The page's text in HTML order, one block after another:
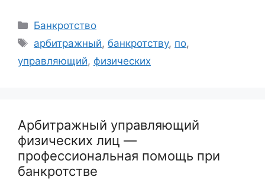
Рубрики
Банкротство
Метки
арбитражный,банкротству, по,
управляющий, физических
Арбитражный управляющий
физических лиц —
профессиональная помощь при
банкротстве